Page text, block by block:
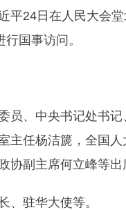
平24日在人民大会
国事访问。
、中央书记处书记
任杨洁篪，全国人
协副主席何立峰等出
驻华大使等。